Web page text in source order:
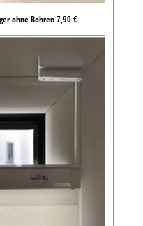
ohne Bohren 7,90 €